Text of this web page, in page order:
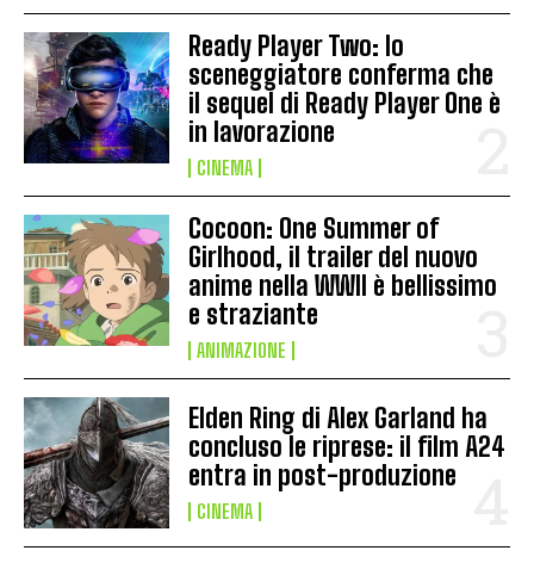
Ready Player Two: lo
sceneggiatore conferma che
il sequel di Ready Player One è
in lavorazione
CINEMA
Cocoon: One Summer of
Girlhood, il trailer del nuovo
anime nella WWII è bellissimo
e straziante
ANIMAZIONE
Elden Ring di Alex Garland ha
concluso le riprese: il film A24
entra in post-produzione
CINEMA